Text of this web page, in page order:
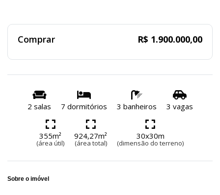
Comprar R$ 1.900.000,00
2 salas 7 dormitórios 3 banheiros 3 vagas
355m²
(área útil)
924,27m²
(área total)
30x30m
(dimensão do terreno)
Sobre o imóvel